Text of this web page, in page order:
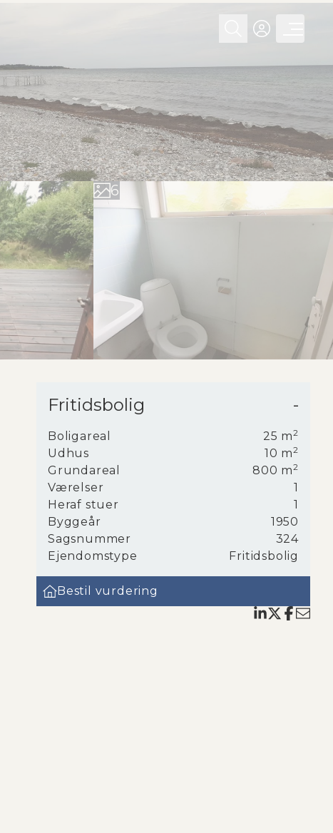
0
1
2
3
4
5
6
Fritidsbolig -
Boligareal 25 m2
Udhus 10 m2
Grundareal 800 m2
Værelser
1
Heraf stuer
1
Byggeår
1950
Sagsnummer
324
Ejendomstype
Fritidsbolig
Bestil vurdering